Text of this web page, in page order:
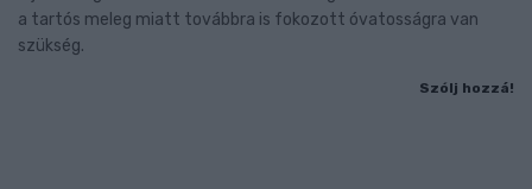
a tartós meleg miatt továbbra is fokozott óvatosságra van
szükség.
Szólj hozzá!